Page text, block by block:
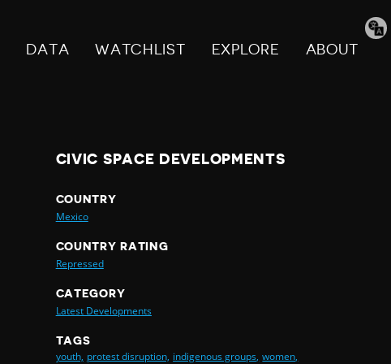
DATA WATCHLIST EXPLORE ABOUT
CIVIC SPACE DEVELOPMENTS
COUNTRY
Mexico
COUNTRY RATING
Repressed
CATEGORY
Latest Developments
TAGS
youth, protest disruption, indigenous groups, women,